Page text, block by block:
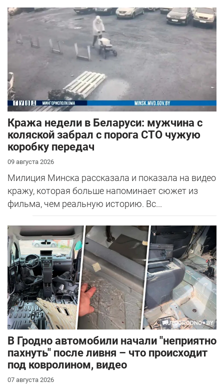
Кража недели в Беларуси: мужчина с
коляской забрал с порога СТО чужую
коробку передач
09 августа 2026
Милиция Минска рассказала и показала на видео
кражу, которая больше напоминает сюжет из
фильма, чем реальную историю. Вс...
В Гродно автомобили начали "неприятно
пахнуть" после ливня – что происходит
под ковролином, видео
07 августа 2026